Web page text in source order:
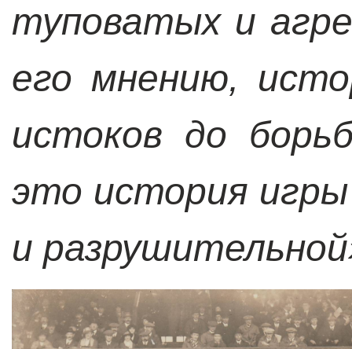
туповатых и
его мнению,
истоков до
это история
и